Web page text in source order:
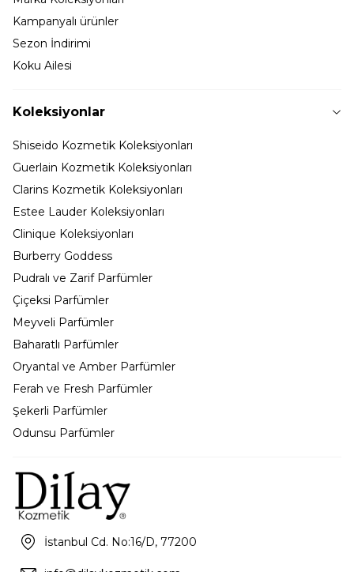
Kampanyalı ürünler
Sezon İndirimi
Koku Ailesi
Koleksiyonlar
Shiseido Kozmetik Koleksiyonları
Guerlain Kozmetik Koleksiyonları
Clarins Kozmetik Koleksiyonları
Estee Lauder Koleksiyonları
Clinique Koleksiyonları
Burberry Goddess
Pudralı ve Zarif Parfümler
Çiçeksi Parfümler
Meyveli Parfümler
Baharatlı Parfümler
Oryantal ve Amber Parfümler
Ferah ve Fresh Parfümler
Şekerli Parfümler
Odunsu Parfümler
İstanbul Cd. No:16/D, 77200